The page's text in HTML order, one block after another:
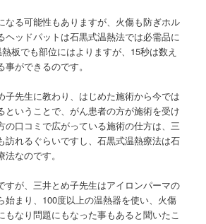
なる可能性もありますが、火傷も防ぎホル
ヘッドパットは石黒式温熱法では必需品に
板でも部位にはよりますが、15秒は数え
ができるのです。
子先生に教わり、はじめた施術から今では
ということで、がん患者の方が施術を受け
の口コミで広がっている施術の仕方は、三
訪れるぐらいですし、石黒式温熱療法は石
なのです。
すが、三井とめ子先生はアイロンパーマの
始まり、100度以上の温熱器を使い、火傷
もなり問題にもなった事もあると聞いたこ